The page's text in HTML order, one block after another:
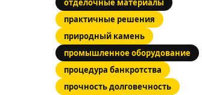
отделочные материалы
практичные решения
природный камень
промышленное оборудование
процедура банкротства
прочность долговечность